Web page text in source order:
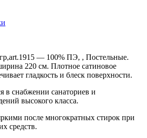
— 100% ПЭ, , Постельные.
220 см. Плотное сатиновое
гладкость и блеск поверхности.
в снабжении санаториев и
высокого класса.
после многократных стирок при
средств.